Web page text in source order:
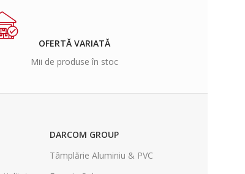
OFERTĂ VARIATĂ
Mii de produse în stoc
DARCOM GROUP
Tâmplărie Aluminiu & PVC